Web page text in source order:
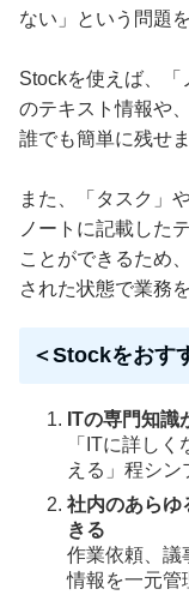
ない」という問題
Stockを使えば、
のテキスト情報や
誰でも簡単に残せま
また、「タスク」
ノートに記載した
ことができるため
された状態で業務
＜Stockをおす
ITの専門知識
「ITに詳し
える」程シン
社内のあらゆ
きる
作業依頼、議
情報を一元管